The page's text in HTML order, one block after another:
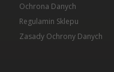
Ochrona Danych
Regulamin Sklepu
Zasady Ochrony Danych